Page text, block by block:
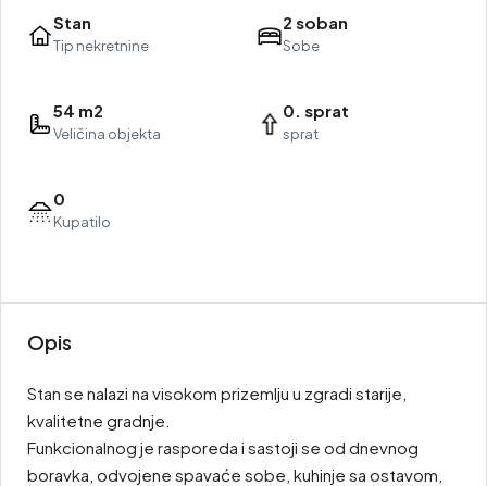
Stan
Tip nekretnine
2 soban
Sobe
54 m2
Veličina objekta
0. sprat
sprat
0
Kupatilo
Opis
Stan se nalazi na visokom prizemlju u zgradi starije,
kvalitetne gradnje.
Funkcionalnog je rasporeda i sastoji se od dnevnog
boravka, odvojene spavaće sobe, kuhinje sa ostavom,